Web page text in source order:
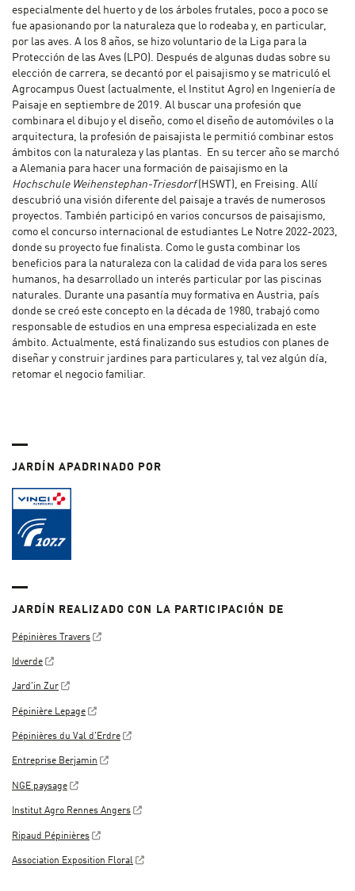
especialmente del huerto y de los árboles frutales, poco a poco se
fue apasionando por la naturaleza que lo rodeaba y, en particular,
por las aves. A los 8 años, se hizo voluntario de la Liga para la
Protección de las Aves (LPO). Después de algunas dudas sobre su
elección de carrera, se decantó por el paisajismo y se matriculó el
Agrocampus Ouest (actualmente, el Institut Agro) en Ingeniería de
Paisaje en septiembre de 2019. Al buscar una profesión que
combinara el dibujo y el diseño, como el diseño de automóviles o la
arquitectura, la profesión de paisajista le permitió combinar estos
ámbitos con la naturaleza y las plantas. En su tercer año se marchó
a Alemania para hacer una formación de paisajismo en la
Hochschule Weihenstephan-Triesdorf(HSWT), en Freising. Allí
descubrió una visión diferente del paisaje a través de numerosos
proyectos. También participó en varios concursos de paisajismo,
como el concurso internacional de estudiantes Le Notre 2022-2023,
donde su proyecto fue finalista. Como le gusta combinar los
beneficios para la naturaleza con la calidad de vida para los seres
humanos, ha desarrollado un interés particular por las piscinas
naturales. Durante una pasantía muy formativa en Austria, país
donde se creó este concepto en la década de 1980, trabajó como
responsable de estudios en una empresa especializada en este
ámbito. Actualmente, está finalizando sus estudios con planes de
diseñar y construir jardines para particulares y, tal vez algún día,
retomar el negocio familiar.
JARDÍN APADRINADO POR
JARDÍN REALIZADO CON LA PARTICIPACIÓN DE
Pépinières Travers
Idverde
Jard'in Zur
Pépinière Lepage
Pépinières du Val d'Erdre
Entreprise Berjamin
NGE paysage
Institut Agro Rennes Angers
Ripaud Pépinières
Association Exposition Floral